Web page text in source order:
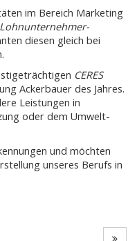
im Bereich Marketing
Lohnunternehmer-
diesen gleich bei
CERES
Ackerbauer des Jahres.
Leistungen in
oder dem Umwelt-
und möchten
unseres Berufs in